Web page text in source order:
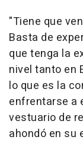
"Tiene que
Basta de
que tenga la
nivel tanto en
lo que es la
enfrentarse a
vestuario de
ahondó en su